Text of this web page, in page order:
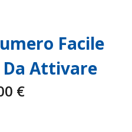
Facile
Da Attivare
€